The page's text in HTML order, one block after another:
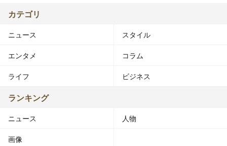
カテゴリ
ニュース スタイル
エンタメ コラム
ライフ ビジネス
ランキング
ニュース 人物
画像